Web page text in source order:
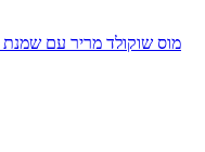
מוס שוקולד מריר עם שמנת